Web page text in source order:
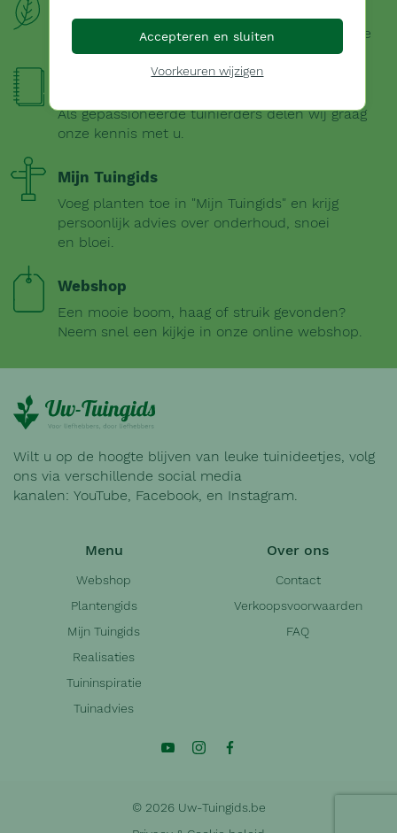
Ontdek en leer bij over diverse planten in onze
uitgebreide plantengids.
Als gepassioneerde tuinierders delen wij graag
onze kennis met u.
Mijn Tuingids
Voeg planten toe in "Mijn Tuingids" en krijg
persoonlijk advies over onderhoud, snoei
en bloei.
Webshop
Een mooie boom, haag of struik gevonden?
Neem snel een kijkje in onze online webshop.
Wilt u op de hoogte blijven van leuke tuinideetjes, volg
ons via verschillende social media
kanalen: YouTube, Facebook, en Instagram.
Menu
Webshop
Plantengids
Mijn Tuingids
Realisaties
Tuininspiratie
Tuinadvies
Over ons
Contact
Verkoopsvoorwaarden
FAQ
© 2026 Uw-Tuingids.be
Accepteren en sluiten
Voorkeuren wijzigen